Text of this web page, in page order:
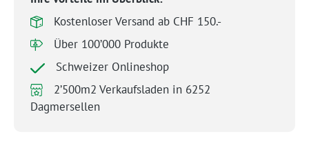
Kostenloser Versand ab CHF 150.-
Über 100’000 Produkte
Schweizer Onlineshop
2’500m2 Verkaufsladen in 6252
Dagmersellen